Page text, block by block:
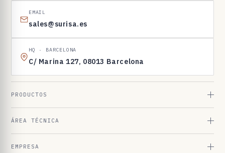
3
EMAIL
sales@surisa.es
HQ · BARCELONA
C/ Marina 127, 08013 Barcelona
PRODUCTOS
ÁREA TÉCNICA
EMPRESA